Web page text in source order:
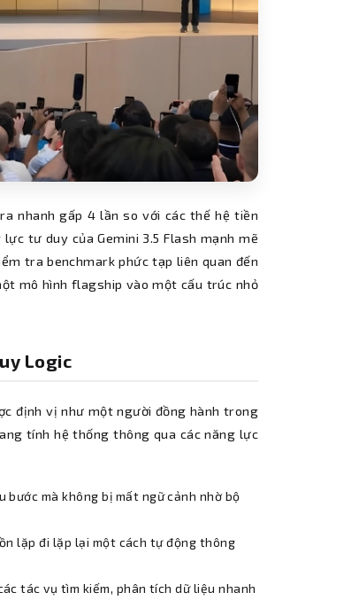
nhanh gấp 4 lần so với các thế hệ tiền
tư duy của Gemini 3.5 Flash mạnh mẽ
tra benchmark phức tạp liên quan đến
mô hình flagship vào một cấu trúc nhỏ
Logic
định vị như một người đồng hành trong
tính hệ thống thông qua các năng lực
bước mà không bị mất ngữ cảnh nhờ bộ
lặp đi lặp lại một cách tự động thông
tác vụ tìm kiếm, phân tích dữ liệu nhanh